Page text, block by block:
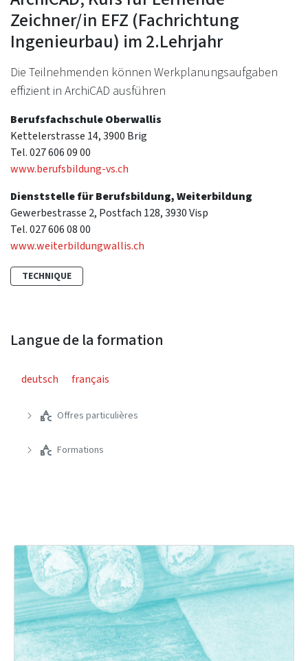
Zeichner/in EFZ (Fachrichtung
Ingenieurbau) im 2.Lehrjahr
Die Teilnehmenden können Werkplanungsaufgaben
effizient in ArchiCAD ausführen
Berufsfachschule Oberwallis
Kettelerstrasse 14, 3900 Brig
Tel. 027 606 09 00
www.berufsbildung-vs.ch
Dienststelle für Berufsbildung, Weiterbildung
Gewerbestrasse 2, Postfach 128, 3930 Visp
Tel. 027 606 08 00
​​​​​​​www.weiterbildungwallis.ch
TECHNIQUE
Langue de la formation
deutsch français
Offres particulières
Formations